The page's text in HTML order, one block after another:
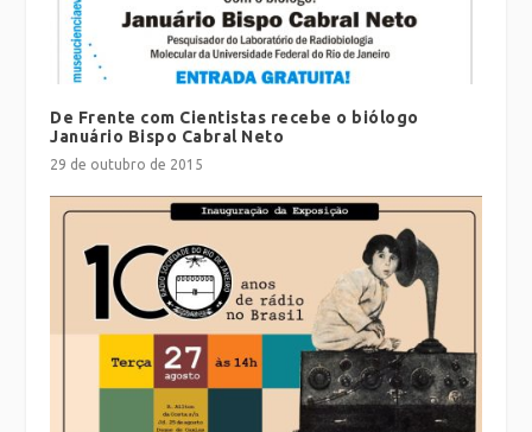
De Frente com Cientistas recebe o biólogo
Januário Bispo Cabral Neto
29 de outubro de 2015